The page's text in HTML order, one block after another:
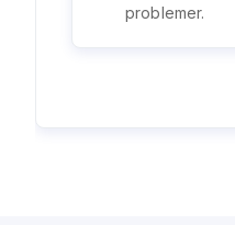
problemer.